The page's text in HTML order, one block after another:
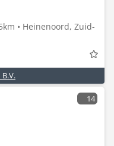
• Heinenoord, Zuid-
14